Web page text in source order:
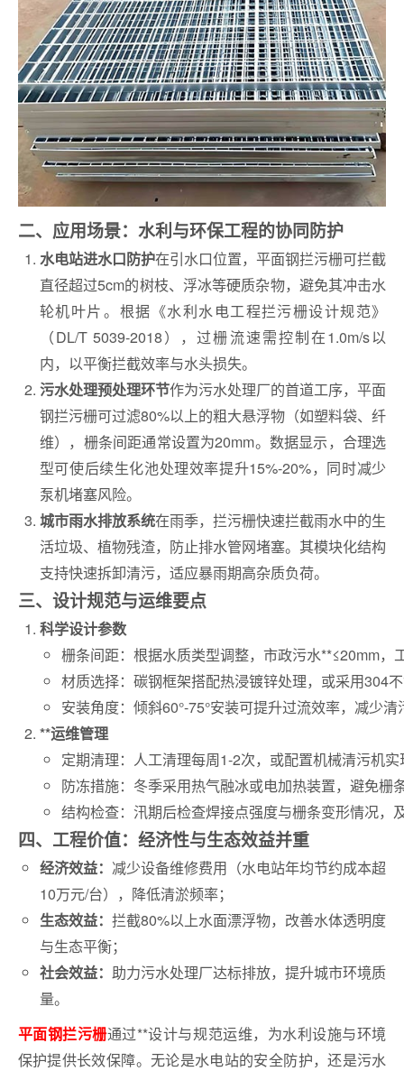
二、应用场景：水利与环保工程的协同防护
‌水电站进水口防护在引水口位置，平面钢拦污栅可拦截
直径超过5cm的树枝、浮冰等硬质杂物，避免其冲击水
轮机叶片‌。根据《水利水电工程拦污栅设计规范》
（DL/T 5039-2018），过栅流速需控制在‌1.0m/s以
内‌，以平衡拦截效率与水头损失‌。
‌污水处理预处理环节‌作为污水处理厂的首道工序，平面
钢拦污栅可过滤80%以上的粗大悬浮物（如塑料袋、纤
维），栅条间距通常设置为20mm‌。数据显示，合理选
型可使后续生化池处理效率提升15%-20%，同时减少
泵机堵塞风险‌。
城市雨水排放系统‌在雨季，拦污栅快速拦截雨水中的生
活垃圾、植物残渣，防止排水管网堵塞。其模块化结构
支持快速拆卸清污，适应暴雨期高杂质负荷‌。
三、设计规范与运维要点
‌科学设计参数‌‌
栅条间距‌：根据水质类型调整，市政污水**≤20mm，
材质选择‌：碳钢框架搭配热浸镀锌处理，或采用304
安装角度‌：倾斜60°-75°安装可提升过流效率，减少清
**运维管理‌‌
定期清理‌：人工清理每周1-2次，或配置机械清污机
防冻措施‌：冬季采用热气融冰或电加热装置，避免栅
结构检查‌：汛期后检查焊接点强度与栅条变形情况，
四、工程价值：经济性与生态效益并重
经济效益‌： 减少设备维修费用（水电站年均节约成本超
10万元/台），降低清淤频率‌；‌
生态效益‌： 拦截80%以上水面漂浮物，改善水体透明度
与生态平衡‌；‌
社会效益‌： 助力污水处理厂达标排放，提升城市环境质
量‌。
平面钢拦污栅通过**设计与规范运维，为水利设施与环境
保护提供长效保障。无论是水电站的安全防护，还是污水